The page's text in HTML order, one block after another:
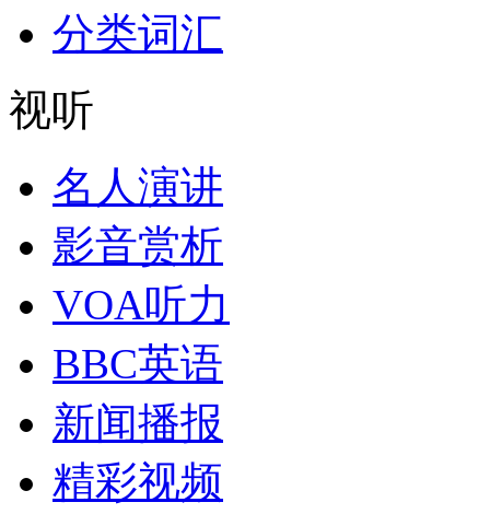
分类词汇
视听
名人演讲
影音赏析
VOA听力
BBC英语
新闻播报
精彩视频